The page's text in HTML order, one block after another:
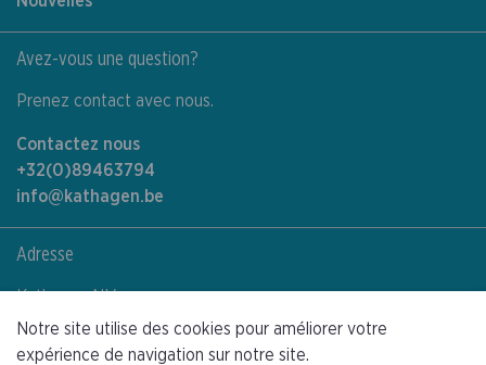
Avez-vous une question?
Prenez contact avec nous.
Contactez nous
+32(0)89463794
info@kathagen.be
Adresse
Kathagen N.V.
Toekomststraat 4
3960 Bree (Limburg)
Notre site utilise des cookies pour améliorer votre
expérience de navigation sur notre site.